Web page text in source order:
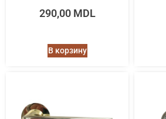
290,00 MDL
В корзину